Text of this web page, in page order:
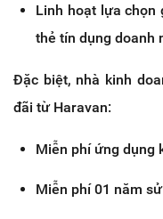
Linh hoạt lựa chọn
thẻ tín dụng doanh
Đặc biệt, nhà kinh
đãi từ Haravan:
Miễn phí ứng dụng
Miễn phí 01 năm